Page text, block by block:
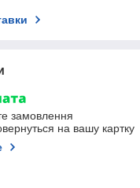
замовлення
на вашу картку